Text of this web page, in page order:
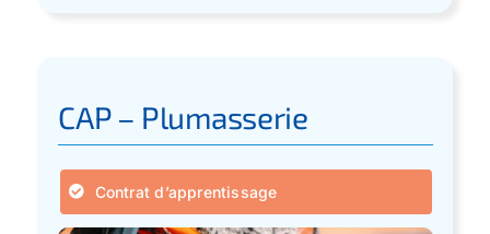
CAP – Plumasserie
Contrat d’apprentissage